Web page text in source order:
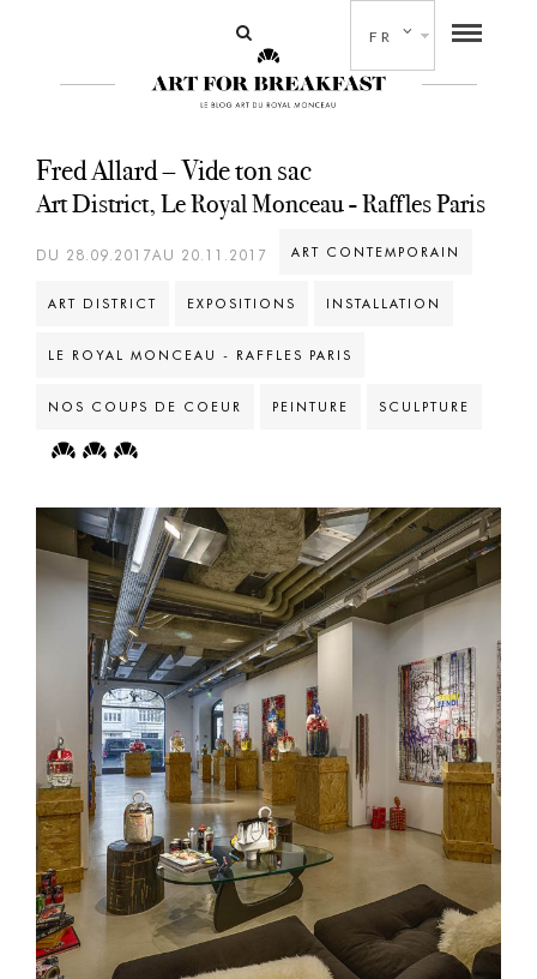
FR
Fred Allard – Vide ton sac
Art District, Le Royal Monceau - Raffles Paris
DU 28.09.2017AU 20.11.2017 ART CONTEMPORAIN
ART DISTRICT EXPOSITIONS INSTALLATION
LE ROYAL MONCEAU - RAFFLES PARIS
NOS COUPS DE COEUR PEINTURE SCULPTURE